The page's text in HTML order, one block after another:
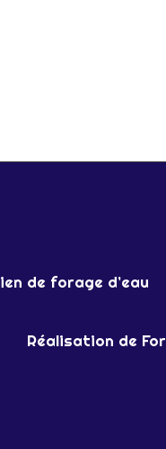
de forage d’eau
Réalisation de